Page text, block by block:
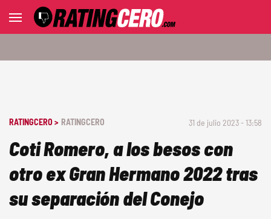
RATINGCERO > RATINGCERO 31 de julio 2023 - 13:58
Coti Romero, a los besos con
otro ex Gran Hermano 2022 tras
su separación del Conejo